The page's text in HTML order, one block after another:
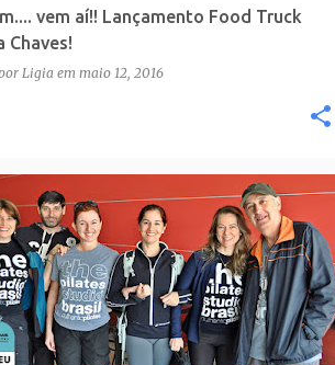
vem aí!! Lançamento Food Truck
Chaves!
Ligia em maio 12, 2016